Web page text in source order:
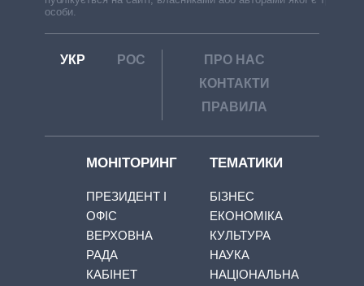
особи.
УКР РОС
ПРО НАС
КОНТАКТИ
ПРАВИЛА
МОНІТОРИНГ
ПРЕЗИДЕНТ І
ОФІС
ВЕРХОВНА
РАДА
КАБІНЕТ
ТЕМАТИКИ
БІЗНЕС
ЕКОНОМІКА
КУЛЬТУРА
НАУКА
НАЦІОНАЛЬНА